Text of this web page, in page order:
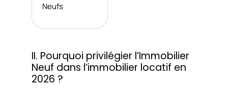
Neufs
II. Pourquoi privilégier l’Immobilier
Neuf dans l’immobilier locatif en
2026 ?